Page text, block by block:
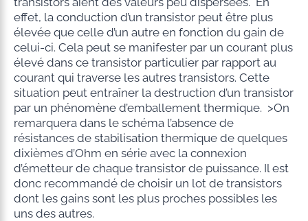
effet, la conduction d’un transistor peut être plus
élevée que celle d’un autre en fonction du gain de
celui-ci. Cela peut se manifester par un courant plus
élevé dans ce transistor particulier par rapport au
courant qui traverse les autres transistors. Cette
situation peut entraîner la destruction d’un transistor
par un phénomène d’emballement thermique. >On
remarquera dans le schéma l’absence de
résistances de stabilisation thermique de quelques
dixièmes d’Ohm en série avec la connexion
d’émetteur de chaque transistor de puissance. Il est
donc recommandé de choisir un lot de transistors
dont les gains sont les plus proches possibles les
uns des autres.